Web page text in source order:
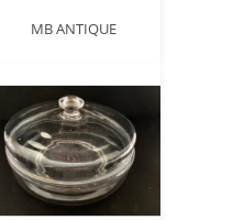
MB ANTIQUE